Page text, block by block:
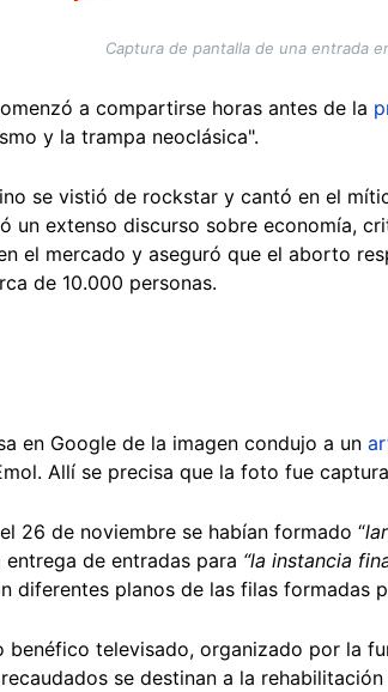
Captura de pantalla de una entrada
a compartirse horas antes de la
y la trampa neoclásica".
se vistió de rockstar y cantó en el
un extenso discurso sobre economía,
el mercado y aseguró que el aborto
de 10.000 personas.
en Google de la imagen condujo a un
Allí se precisa que la foto fue
26 de noviembre se habían formado “
de entradas para “la instancia
diferentes planos de las filas formadas
benéfico televisado, organizado por la
se destinan a la